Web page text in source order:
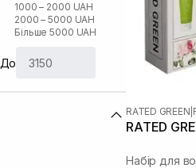
1000 – 2000 UAH
2000 – 5000 UAH
Більше 5000 UAH
До
RATED GREEN
RATED
Набір для